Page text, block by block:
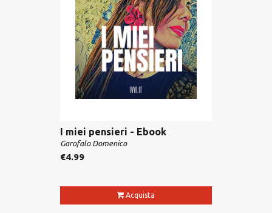
I miei pensieri - Ebook
Garofalo Domenico
€4.99
Acquista